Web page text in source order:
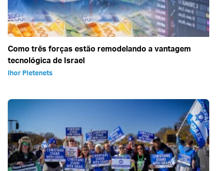
Como três forças estão remodelando a vantagem
tecnológica de Israel
Ihor Pletenets